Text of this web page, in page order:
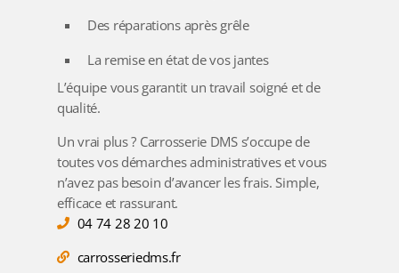
Des réparations après grêle
La remise en état de vos jantes
L’équipe vous garantit un travail soigné et de
qualité.
Un vrai plus ? Carrosserie DMS s’occupe de
toutes vos démarches administratives et vous
n’avez pas besoin d’avancer les frais. Simple,
efficace et rassurant.
04 74 28 20 10
carrosseriedms.fr